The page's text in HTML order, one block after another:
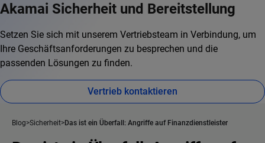
Akamai Sicherheit und Bereitstellung
Setzen Sie sich mit unserem Vertriebsteam in Verbindung, um
Ihre Geschäftsanforderungen zu besprechen und die
passenden Lösungen zu finden.
Vertrieb kontaktieren
Blog Sicherheit Das ist ein Überfall: Angriffe auf Finanzdienstleister